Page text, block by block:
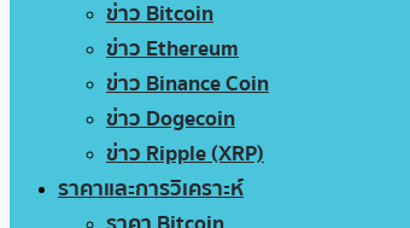
ข่าว Bitcoin
ข่าว Ethereum
ข่าว Binance Coin
ข่าว Dogecoin
ข่าว Ripple (XRP)
ราคาและการวิเคราะห์